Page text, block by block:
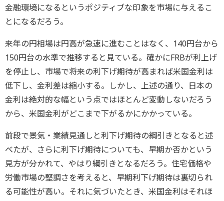
金融環境になるというポジティブな印象を市場に与えるこ
とになるだろう。
来年の円相場は円高が急速に進むことはなく、140円台から
150円台の水準で推移すると見ている。確かにFRBが利上げ
を停止し、市場で将来の利下げ期待が高まれば米国金利は
低下し、金利差は縮小する。しかし、上述の通り、日本の
金利は絶対的な幅という点ではほとんど変動しないだろう
から、米国金利がどこまで下がるかにかかっている。
前段で景気・業績見通しと利下げ期待の綱引きとなると述
べたが、さらに利下げ期待についても、早期か否かという
見方が分かれて、やはり綱引きとなるだろう。住宅価格や
労働市場の堅調さを考えると、早期利下げ期待は裏切られ
る可能性が高い。それに気づいたとき、米国金利はそれほ